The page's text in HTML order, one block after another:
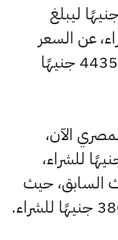
سعر عيار 14 ارتفاعًا بقيمة 5 جنيهًا ليبلغ
جنيهًا للشراء، عن السعر
السابق الذي كان 4475 جنيهًا للبيع و4435 جنيهًا
المصري الآن،
3840 جنيهًا للبيع و3805 جنيهًا للشراء،
السابق، حيث